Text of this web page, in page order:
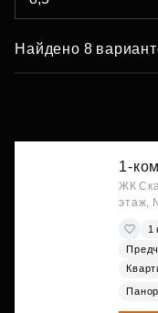
Найдено 8
1-
ЖК
этаж,
1